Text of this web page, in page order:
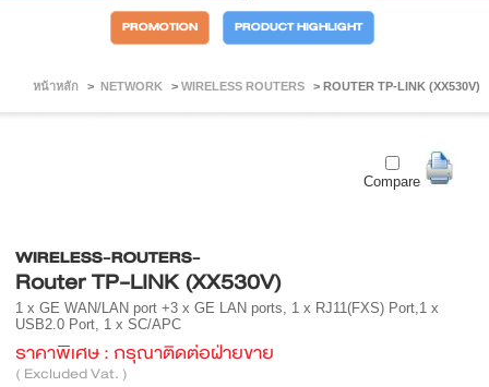
PROMOTION PRODUCT HIGHLIGHT
หน้าหลัก > NETWORK > WIRELESS ROUTERS > ROUTER TP-LINK (XX530V)
Compare
WIRELESS-ROUTERS-
Router TP-LINK (XX530V)
1 x GE WAN/LAN port +3 x GE LAN ports, 1 x RJ11(FXS) Port,1 x
USB2.0 Port, 1 x SC/APC
ราคาพิเศษ : กรุณาติดต่อฝ่ายขาย
( Excluded Vat. )